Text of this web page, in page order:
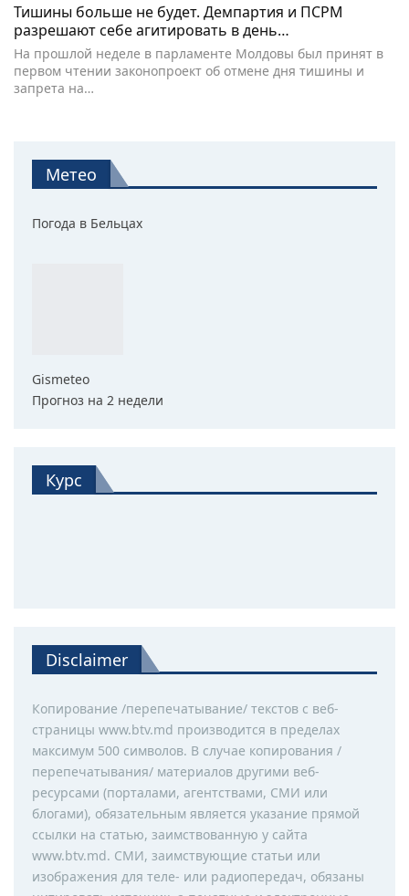
Тишины больше не будет. Демпартия и ПСРМ
разрешают себе агитировать в день…
На прошлой неделе в парламенте Молдовы был принят в
первом чтении законопроект об отмене дня тишины и
запрета на…
Метео
Погода в Бельцах
Gismeteo
Прогноз на 2 недели
Курс
Disclaimer
Копирование /перепечатывание/ текстов с веб-
страницы www.btv.md производится в пределах
максимум 500 символов. В случае копирования /
перепечатывания/ материалов другими веб-
ресурсами (порталами, агентствами, СМИ или
блогами), обязательным является указание прямой
ссылки на статью, заимствованную у сайта
www.btv.md. СМИ, заимствующие статьи или
изображения для теле- или радиопередач, обязаны